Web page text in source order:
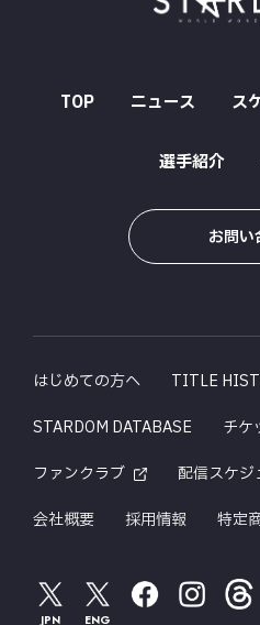
TOP ニュース ス
選手紹介
お問い
はじめての方へ
TITLE
STARDOM DATABASE
チケ
ファンクラブ
配信スケジ
会社概要
採用情報 特定
JPN ENG